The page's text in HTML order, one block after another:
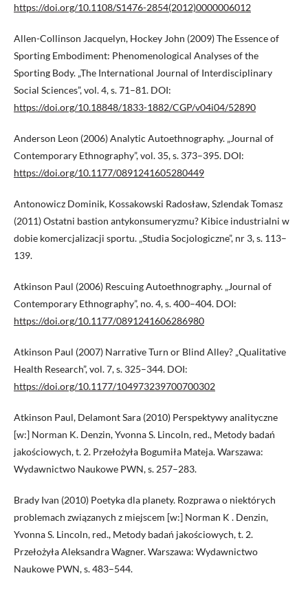
https://doi.org/10.1108/S1476-2854(2012)0000006012
Allen-Collinson Jacquelyn, Hockey John (2009) The Essence of
Sporting Embodiment: Phenomenological Analyses of the
Sporting Body. „The International Journal of Interdisciplinary
Social Sciences”, vol. 4, s. 71–81. DOI:
https://doi.org/10.18848/1833-1882/CGP/v04i04/52890
Anderson Leon (2006) Analytic Autoethnography. „Journal of
Contemporary Ethnography”, vol. 35, s. 373–395. DOI:
https://doi.org/10.1177/0891241605280449
Antonowicz Dominik, Kossakowski Radosław, Szlendak Tomasz
(2011) Ostatni bastion antykonsumeryzmu? Kibice industrialni w
dobie komercjalizacji sportu. „Studia Socjologiczne”, nr 3, s. 113–
139.
Atkinson Paul (2006) Rescuing Autoethnography. „Journal of
Contemporary Ethnography”, no. 4, s. 400–404. DOI:
https://doi.org/10.1177/0891241606286980
Atkinson Paul (2007) Narrative Turn or Blind Alley? „Qualitative
Health Research”, vol. 7, s. 325–344. DOI:
https://doi.org/10.1177/104973239700700302
Atkinson Paul, Delamont Sara (2010) Perspektywy analityczne
[w:] Norman K. Denzin, Yvonna S. Lincoln, red., Metody badań
jakościowych, t. 2. Przełożyła Bogumiła Mateja. Warszawa:
Wydawnictwo Naukowe PWN, s. 257–283.
Brady Ivan (2010) Poetyka dla planety. Rozprawa o niektórych
problemach związanych z miejscem [w:] Norman K . Denzin,
Yvonna S. Lincoln, red., Metody badań jakościowych, t. 2.
Przełożyła Aleksandra Wagner. Warszawa: Wydawnictwo
Naukowe PWN, s. 483–544.